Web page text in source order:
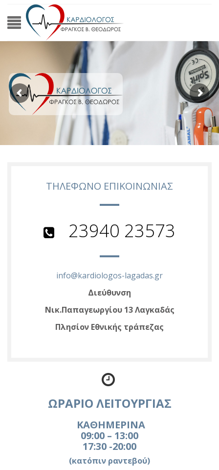
ΤΗΛΕΦΩΝΟ ΕΠΙΚΟΙΝΩΝΙΑΣ
23940 23573
info@kardiologos-lagadas.gr
Διεύθυνση
Νικ.Παπαγεωργίου 13 Λαγκαδάς
Πλησίον Εθνικής τράπεζας
ΩΡΑΡΙΟ ΛΕΙΤΟΥΡΓΙΑΣ
ΚΑΘΗΜΕΡΙΝΑ
09:00 – 13:00
17:30 -20:00
(κατόπιν ραντεβού)